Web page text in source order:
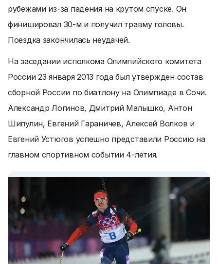
рубежами из-за падения на крутом спуске. Он
финишировал 30-м и получил травму головы.
Поездка закончилась неудачей.
На заседании исполкома Олимпийского комитета
России 23 января 2013 года был утвержден состав
сборной России по биатлону на Олимпиаде в Сочи.
Александр Логинов, Дмитрий Малышко, Антон
Шипулин, Евгений Гараничев, Алексей Волков и
Евгений Устюгов успешно представили Россию на
главном спортивном событии 4-летия.